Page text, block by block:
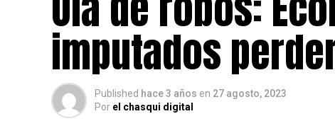
imputados
Published hace 3 años en 27 agosto, 2023
Por el chasqui digital